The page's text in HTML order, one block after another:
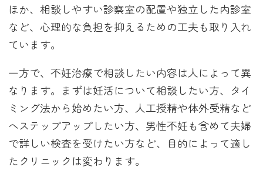
ほか、相談しやすい診察室の配置や独立した内診室
など、心理的な負担を抑えるための工夫も取り入れ
ています。
一方で、不妊治療で相談したい内容は人によって異
なります。まずは妊活について相談したい方、タイ
ミング法から始めたい方、人工授精や体外受精など
へステップアップしたい方、男性不妊も含めて夫婦
で詳しい検査を受けたい方など、目的によって適し
たクリニックは変わります。